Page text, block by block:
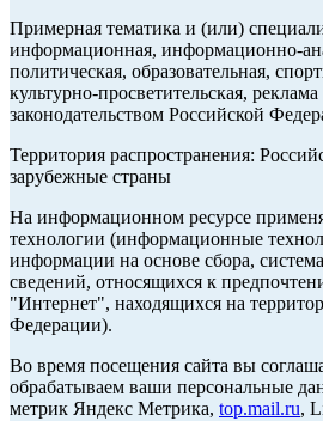
Примерная тематика и (или)
информационная, информационно-
политическая, образовательная,
культурно-просветительская,
законодательством Российской
Территория распространения:
зарубежные страны
На информационном ресурсе
технологии (информационные
информации на основе сбора,
сведений, относящихся к
"Интернет", находящихся на
Федерации).
Во время посещения сайта вы
обрабатываем ваши персональные
метрик Яндекс Метрика, top.mail.ru,